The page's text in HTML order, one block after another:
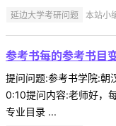
延边大学考研问题 本站小
参考书每的参考书目
提问问题:参考书学院:
0:10提问内容:老师好，
专业目录 ...